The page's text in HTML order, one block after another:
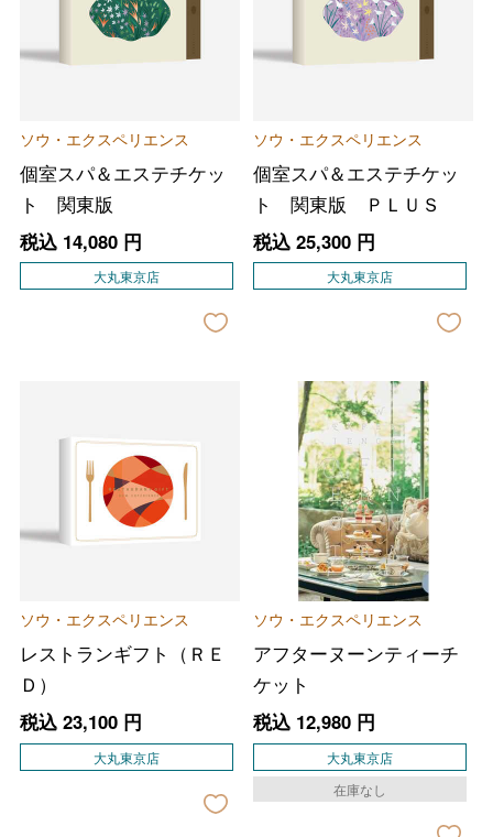
ソウ・エクスペリエンス
個室スパ＆エステチケッ
ト 関東版
税込 14,080円
大丸東京店
ソウ・エクスペリエンス
個室スパ＆エステチケッ
ト 関東版 ＰＬＵＳ
税込 25,300円
大丸東京店
ソウ・エクスペリエンス
レストランギフト（ＲＥ
Ｄ）
税込 23,100円
大丸東京店
ソウ・エクスペリエンス
アフターヌーンティーチ
ケット
税込 12,980円
大丸東京店
在庫なし
フード＆スイーツ
ファッション
ホーム＆インテリア
ベビー＆キッズ
出産内祝い
結婚内祝い
お香典返し
バレンタインチョコレート
ホワイトデー
母の日
父の日
お中元
敬老の日